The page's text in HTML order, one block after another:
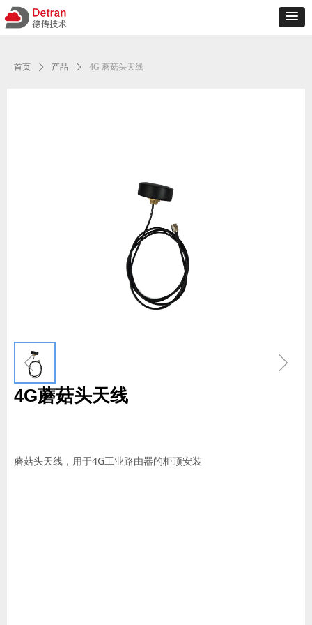
ꁆ ꁇ
4G蘑菇头天线
蘑菇头天线，用于4G工业路由器的柜顶安装
首页 ꄲ 产品 ꄲ 4G 蘑菇头天线